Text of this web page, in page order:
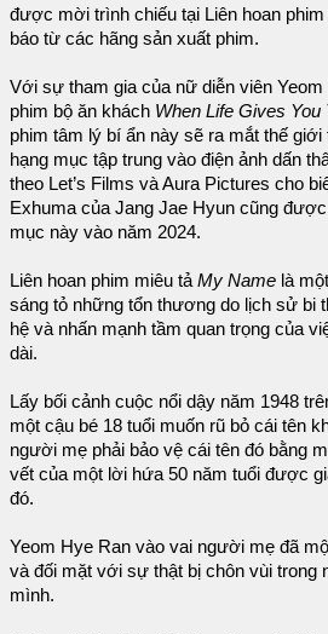
được mời trình chiếu tại Liên hoan
báo từ các hãng sản xuất phim.
Với sự tham gia của nữ diễn viên
phim bộ ăn khách When Life Gives You
phim tâm lý bí ẩn này sẽ ra mắt thế giới
hạng mục tập trung vào điện ảnh dấn
theo Let’s Films và Aura Pictures cho
Exhuma của Jang Jae Hyun cũng
mục này vào năm 2024.
Liên hoan phim miêu tả My Name là
sáng tỏ những tổn thương do lịch sử bi
hệ và nhấn mạnh tầm quan trọng của
dài.
Lấy bối cảnh cuộc nổi dậy năm 1948
một cậu bé 18 tuổi muốn rũ bỏ cái tên
người mẹ phải bảo vệ cái tên đó bằng
vết của một lời hứa 50 năm tuổi được
đó.
Yeom Hye Ran vào vai người mẹ đã
và đối mặt với sự thật bị chôn vùi trong
mình.